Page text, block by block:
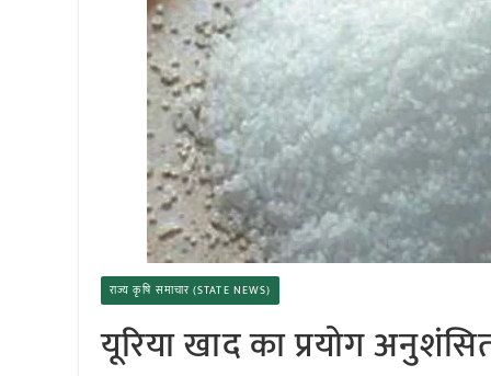
राज्य कृषि समाचार (STATE NEWS)
यूरिया खाद का प्रयोग